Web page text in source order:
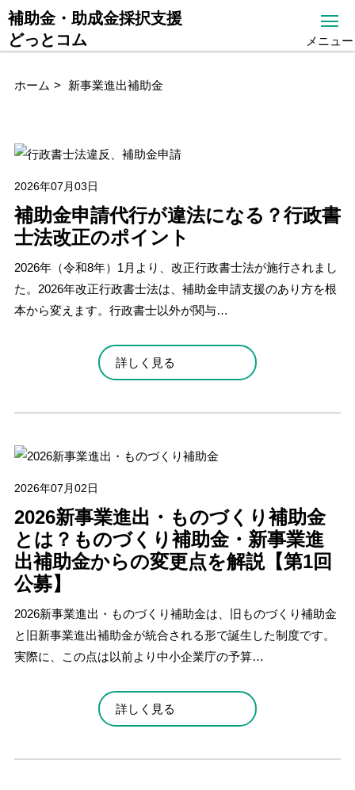
補助金・助成金採択支援
どっとコム
メニュー
ホーム 新事業進出補助金
2026年07月03日
補助金申請代行が違法になる？行政書
士法改正のポイント
2026年（令和8年）1月より、改正行政書士法が施行されまし
た。2026年改正行政書士法は、補助金申請支援のあり方を根
本から変えます。行政書士以外が関与…
詳しく見る
2026年07月02日
2026新事業進出・ものづくり補助金
とは？ものづくり補助金・新事業進
出補助金からの変更点を解説【第1回
公募】
2026新事業進出・ものづくり補助金は、旧ものづくり補助金
と旧新事業進出補助金が統合される形で誕生した制度です。
実際に、この点は以前より中小企業庁の予算…
詳しく見る